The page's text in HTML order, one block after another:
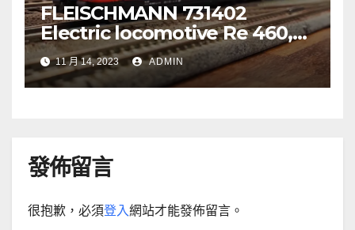
FLEISCHMANN 731402
Electric locomotive Re 460,
SBB
11 月 14, 2023 ADMIN
發佈留言
很抱歉，必須登入網站才能發佈留言。